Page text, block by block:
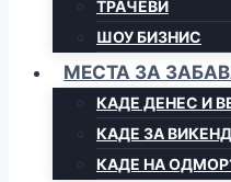
ТРАЧЕВИ
ШОУ БИЗНИС
МЕСТА ЗА
КАДЕ ДЕНЕС И
КАДЕ ЗА
КАДЕ НА